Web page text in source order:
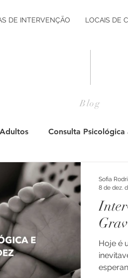
DE INTERVENÇÃO LOCAIS DE
Blog
Consulta Psicológica
Parto Adultos
Desenvolvimento
Doença Enxaqueca e
Hoje é
Sofia
8 de dez.